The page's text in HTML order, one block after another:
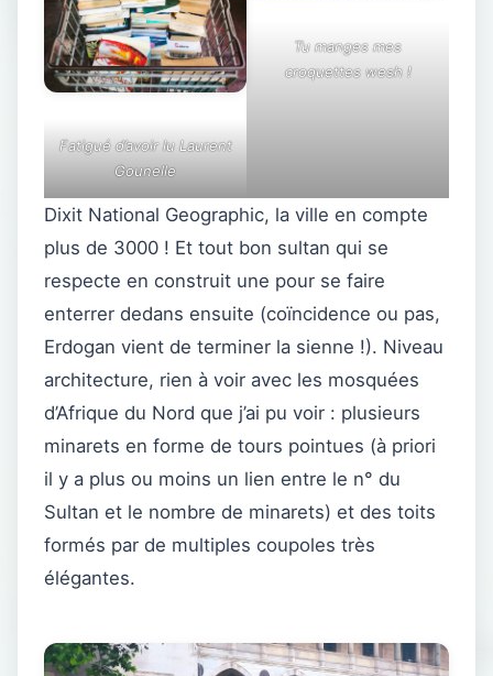
Fatigué d’avoir lu Laurent
Gounelle
Tu manges mes
croquettes wesh !
Dixit National Geographic, la ville en compte
plus de 3000 ! Et tout bon sultan qui se
respecte en construit une pour se faire
enterrer dedans ensuite (coïncidence ou pas,
Erdogan vient de terminer la sienne !). Niveau
architecture, rien à voir avec les mosquées
d’Afrique du Nord que j’ai pu voir : plusieurs
minarets en forme de tours pointues (à priori
il y a plus ou moins un lien entre le n° du
Sultan et le nombre de minarets) et des toits
formés par de multiples coupoles très
élégantes.